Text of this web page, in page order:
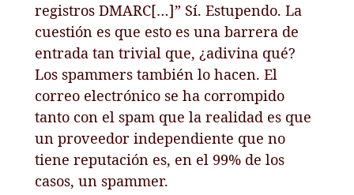
registros DMARC[…]” Sí. Estupendo. La
cuestión es que esto es una barrera de
entrada tan trivial que, ¿adivina qué?
Los spammers también lo hacen. El
correo electrónico se ha corrompido
tanto con el spam que la realidad es que
un proveedor independiente que no
tiene reputación es, en el 99% de los
casos, un spammer.